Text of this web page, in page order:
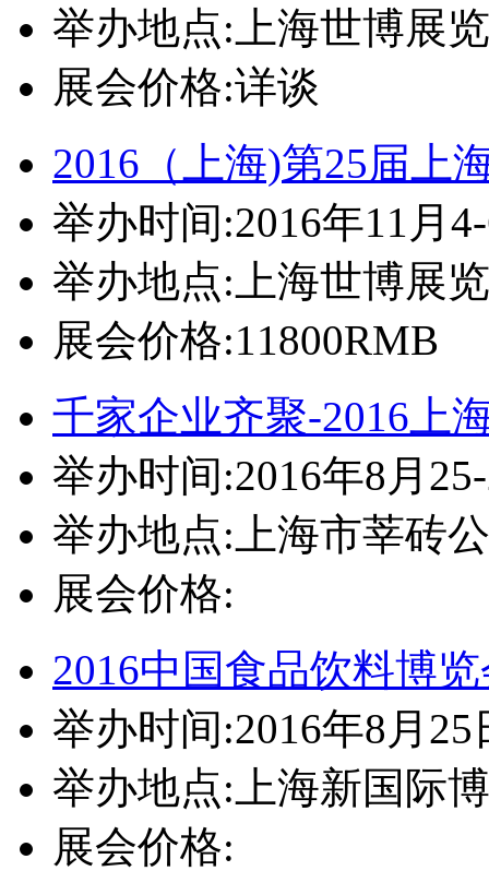
举办地点:上海世博展
展会价格:详谈
2016（上海)第25届上
举办时间:2016年11月
举办地点:上海世博展
展会价格:11800RMB
千家企业齐聚-2016上
举办时间:2016年8月
举办地点:上海市莘砖
展会价格:
2016中国食品饮料博
举办时间:2016年8月25
举办地点:上海新国际
展会价格: